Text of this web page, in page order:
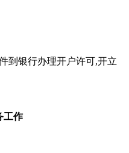
到银行办理开户许可,开立
工作